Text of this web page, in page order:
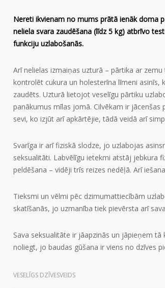
Nereti ikvienam no mums prātā ienāk doma
neliela svara zaudēšana (līdz 5 kg) atbrīvo
funkciju uzlabošanās.
Arī nelielas izmaiņas uzturā – pārtika ar
kontrolēt cukura un holesterīna līmeni asinīs,
zaudēts. Uzturā lietojot veselīgu pārtiku
panākumus mīlas jomā. Cilvēkam ir
sevi, ko izjūt arī apkārtējie, tādā veidā arī
Svarīga ir arī fiziskā slodze, jo uzlabojas
seksualitāti. Labvēlīgu ietekmi atstāj jebkura
peldēšana – vidēji trīs reizes nedēļā. Arī
Tieksmi un vēlmi pēc dzimumattiecībām
skatīšanās, jo uzmanība tiek pievērsta arī
Sava seksualitāte ir jāapzinās un jāpieņem
noliegt, jo baudas gūšana ir viens no dzīves
VESELĪGS DZĪVESVEIDS